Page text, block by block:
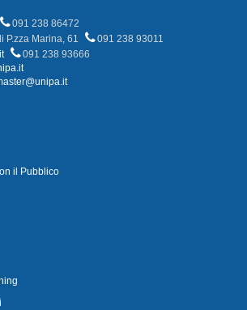
091 238 86472
P.zza Marina, 61
091 238 93011
091 238 93666
il Pubblico